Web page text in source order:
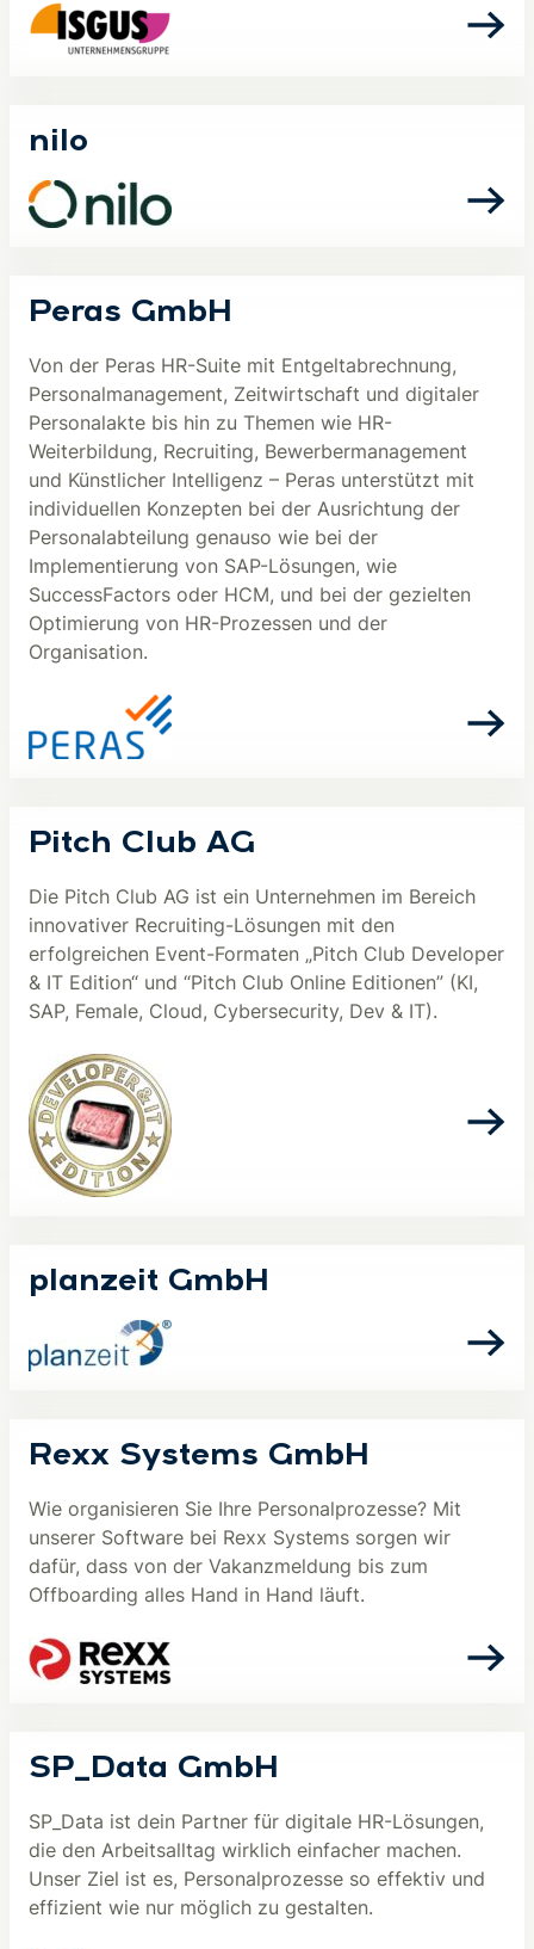
nilo
Peras GmbH
Von der Peras HR-Suite mit Entgeltabrechnung,
Personalmanagement, Zeitwirtschaft und digitaler
Personalakte bis hin zu Themen wie HR-
Weiterbildung, Recruiting, Bewerbermanagement
und Künstlicher Intelligenz – Peras unterstützt mit
individuellen Konzepten bei der Ausrichtung der
Personalabteilung genauso wie bei der
Implementierung von SAP-Lösungen, wie
SuccessFactors oder HCM, und bei der gezielten
Optimierung von HR-Prozessen und der
Organisation.
Pitch Club AG
Die Pitch Club AG ist ein Unternehmen im Bereich
innovativer Recruiting-Lösungen mit den
erfolgreichen Event-Formaten „Pitch Club Developer
& IT Edition“ und “Pitch Club Online Editionen” (KI,
SAP, Female, Cloud, Cybersecurity, Dev & IT).
planzeit GmbH
Rexx Systems GmbH
Wie organisieren Sie Ihre Personalprozesse? Mit
unserer Software bei Rexx Systems sorgen wir
dafür, dass von der Vakanzmeldung bis zum
Offboarding alles Hand in Hand läuft.
SP_Data GmbH
SP_Data ist dein Partner für digitale HR-Lösungen,
die den Arbeitsalltag wirklich einfacher machen.
Unser Ziel ist es, Personalprozesse so effektiv und
effizient wie nur möglich zu gestalten.